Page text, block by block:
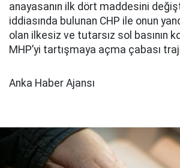
anayasanın ilk dört maddesini
iddiasında bulunan CHP ile onun
olan ilkesiz ve tutarsız sol basının
MHP’yi tartışmaya açma çabası
Anka Haber Ajansı